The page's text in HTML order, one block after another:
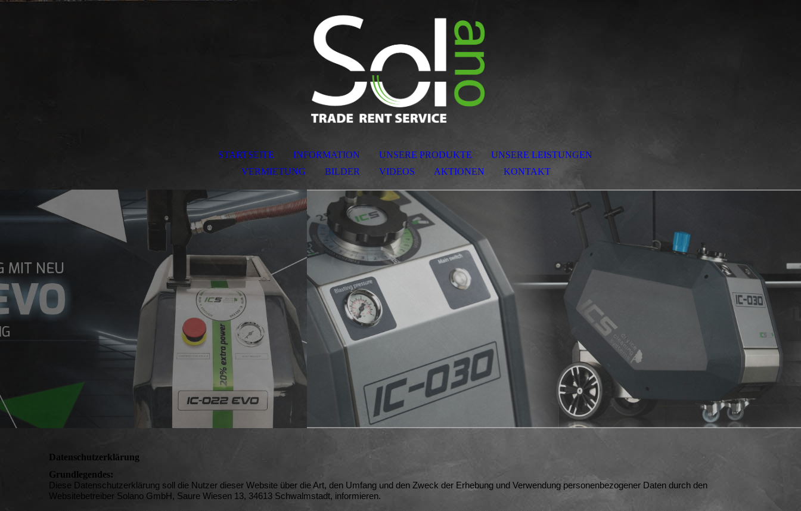
STARTSEITE INFORMATION UNSERE PRODUKTE
UNSERE LEISTUNGEN
VERMIETUNG
BILDER VIDEOS AKTIONEN KONTAKT
Datenschutzerklärung
Grundlegendes:
Diese Datenschutzerklärung soll die Nutzer dieser Website über die Art, den Umfang und den Zweck der Erhebung und Verwendung personenbezogener Daten durch den
Websitebetreiber Solano GmbH, Saure Wiesen 13, 34613 Schwalmstadt, informieren.